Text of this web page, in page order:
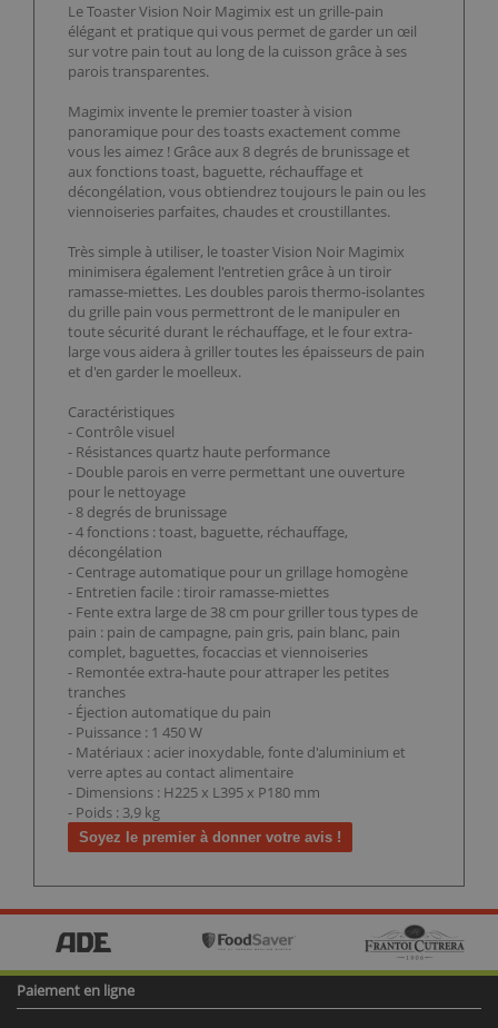
Le Toaster Vision Noir Magimix est un grille-pain
élégant et pratique qui vous permet de garder un œil
sur votre pain tout au long de la cuisson grâce à ses
parois transparentes.
Magimix invente le premier toaster à vision
panoramique pour des toasts exactement comme
vous les aimez ! Grâce aux 8 degrés de brunissage et
aux fonctions toast, baguette, réchauffage et
décongélation, vous obtiendrez toujours le pain ou les
viennoiseries parfaites, chaudes et croustillantes.
Très simple à utiliser, le toaster Vision Noir Magimix
minimisera également l'entretien grâce à un tiroir
ramasse-miettes. Les doubles parois thermo-isolantes
du grille pain vous permettront de le manipuler en
toute sécurité durant le réchauffage, et le four extra-
large vous aidera à griller toutes les épaisseurs de pain
et d'en garder le moelleux.
Caractéristiques
- Contrôle visuel
- Résistances quartz haute performance
- Double parois en verre permettant une ouverture
pour le nettoyage
- 8 degrés de brunissage
- 4 fonctions : toast, baguette, réchauffage,
décongélation
- Centrage automatique pour un grillage homogène
- Entretien facile : tiroir ramasse-miettes
- Fente extra large de 38 cm pour griller tous types de
pain : pain de campagne, pain gris, pain blanc, pain
complet, baguettes, focaccias et viennoiseries
- Remontée extra-haute pour attraper les petites
tranches
- Éjection automatique du pain
- Puissance : 1 450 W
- Matériaux : acier inoxydable, fonte d'aluminium et
verre aptes au contact alimentaire
- Dimensions : H225 x L395 x P180 mm
- Poids : 3,9 kg
Soyez le premier à donner votre avis !
Paiement en ligne